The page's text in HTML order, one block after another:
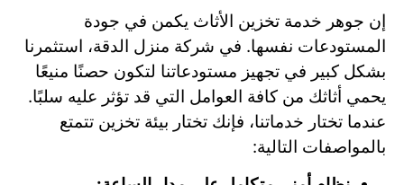
إن جوهر خدمة تخزين الأثاث يكمن في جودة
المستودعات نفسها. في شركة منزل الدقة، استثمرنا
بشكل كبير في تجهيز مستودعاتنا لتكون حصنًا منيعًا
يحمي أثاثك من كافة العوامل التي قد تؤثر عليه سلبًا.
عندما تختار خدماتنا، فإنك تختار بيئة تخزين تتمتع
بالمواصفات التالية: